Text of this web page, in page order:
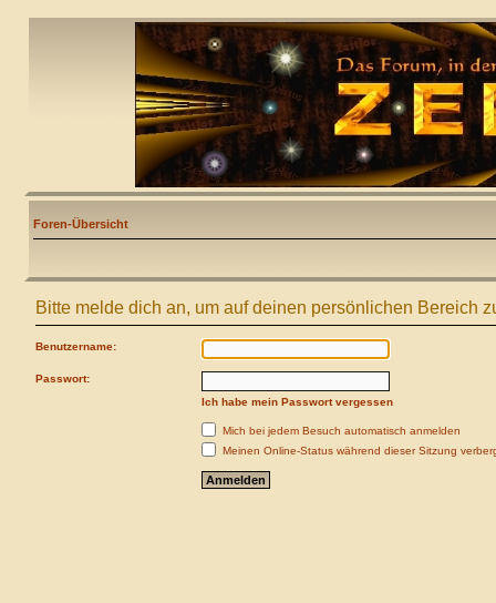
Foren-Übersicht
Bitte melde dich an, um auf deinen persönlichen Bereich
Benutzername:
Passwort:
Ich habe mein Passwort vergessen
Mich bei jedem Besuch automatisch anmelden
Meinen Online-Status während dieser Sitzung